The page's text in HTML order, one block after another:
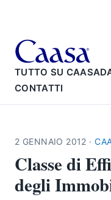
TUTTO SU CAASA
CONTATTI
2 GENNAIO 2012 ·
Classe di
degli